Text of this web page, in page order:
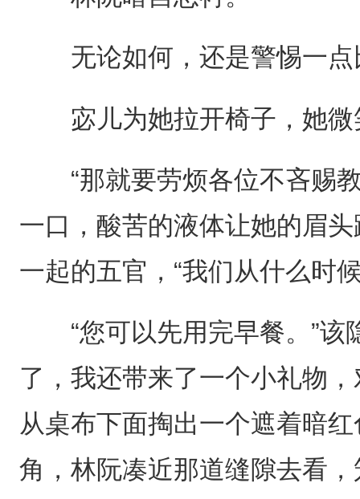
无论如何，还是警惕一点
宓儿为她拉开椅子，她微
“那就要劳烦各位不吝赐教
一口，酸苦的液体让她的眉
一起的五官，“我们从什么时
“您可以先用完早餐。”该
了，我还带来了一个小礼物
从桌布下面掏出一个遮着暗
角，林阮凑近那道缝隙去看